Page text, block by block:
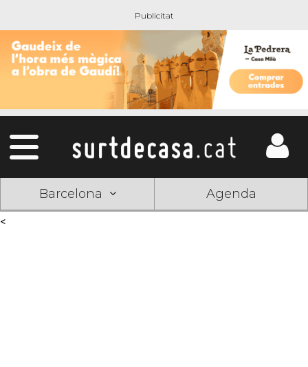
Barcelona
Agenda
<